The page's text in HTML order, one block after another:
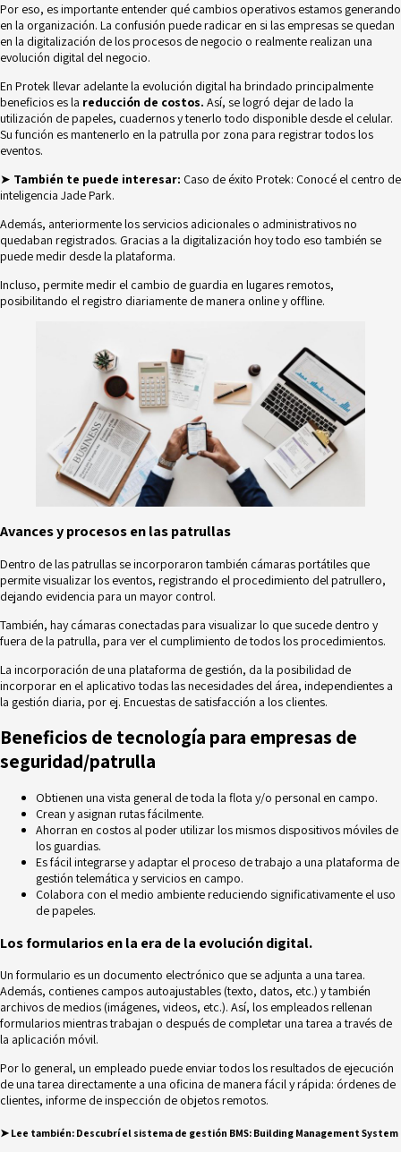
Por eso, es importante entender qué cambios operativos estamos generando
en la organización. La confusión puede radicar en si las empresas se quedan
en la digitalización de los procesos de negocio o realmente realizan una
evolución digital del negocio.
En Protek llevar adelante la evolución digital ha brindado principalmente
beneficios es la reducción de costos. Así, se logró dejar de lado la
utilización de papeles, cuadernos y tenerlo todo disponible desde el celular.
Su función es mantenerlo en la patrulla por zona para registrar todos los
eventos.
➤ También te puede interesar: Caso de éxito Protek: Conocé el centro de
inteligencia Jade Park.
Además, anteriormente los servicios adicionales o administrativos no
quedaban registrados. Gracias a la digitalización hoy todo eso también se
puede medir desde la plataforma.
Incluso, permite medir el cambio de guardia en lugares remotos,
posibilitando el registro diariamente de manera online y offline.
Avances y procesos en las patrullas
Dentro de las patrullas se incorporaron también cámaras portátiles que
permite visualizar los eventos, registrando el procedimiento del patrullero,
dejando evidencia para un mayor control.
También, hay cámaras conectadas para visualizar lo que sucede dentro y
fuera de la patrulla, para ver el cumplimiento de todos los procedimientos.
La incorporación de una plataforma de gestión, da la posibilidad de
incorporar en el aplicativo todas las necesidades del área, independientes a
la gestión diaria, por ej. Encuestas de satisfacción a los clientes.
Beneficios de tecnología para empresas de
seguridad/patrulla
Obtienen una vista general de toda la flota y/o personal en campo.
Crean y asignan rutas fácilmente.
Ahorran en costos al poder utilizar los mismos dispositivos móviles de
los guardias.
Es fácil integrarse y adaptar el proceso de trabajo a una plataforma de
gestión telemática y servicios en campo.
Colabora con el medio ambiente reduciendo significativamente el uso
de papeles.
Los formularios en la era de la evolución digital.
Un formulario es un documento electrónico que se adjunta a una tarea.
Además, contienes campos autoajustables (texto, datos, etc.) y también
archivos de medios (imágenes, videos, etc.). Así, los empleados rellenan
formularios mientras trabajan o después de completar una tarea a través de
la aplicación móvil.
Por lo general, un empleado puede enviar todos los resultados de ejecución
de una tarea directamente a una oficina de manera fácil y rápida: órdenes de
clientes, informe de inspección de objetos remotos.
➤ Lee también: Descubrí el sistema de gestión BMS: Building Management System